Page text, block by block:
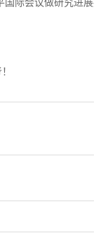
国际会议做研究进展报